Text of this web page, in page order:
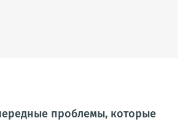
проблемы, которые